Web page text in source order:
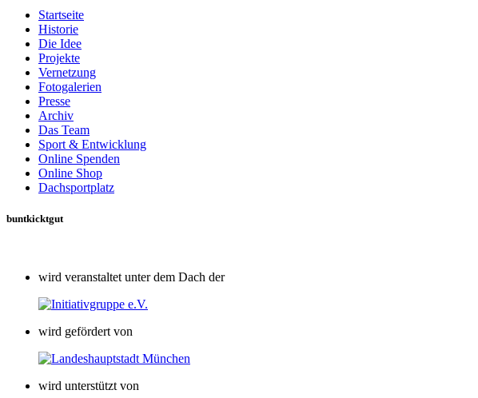
Startseite
Historie
Die Idee
Projekte
Vernetzung
Fotogalerien
Presse
Archiv
Das Team
Sport & Entwicklung
Online Spenden
Online Shop
Dachsportplatz
buntkicktgut
wird veranstaltet unter dem Dach der
wird gefördert von
wird unterstützt von